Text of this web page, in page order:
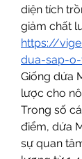
diện tích
giảm chất
https://
dua-sap-
Giống dứa
lược cho
Trong số
điểm, dứa
sự quan